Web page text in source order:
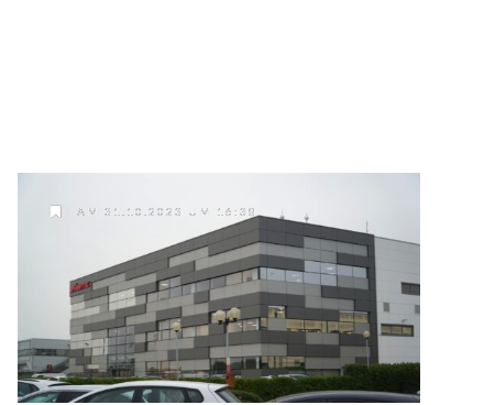
AM 31.10.2023 UM 16:38